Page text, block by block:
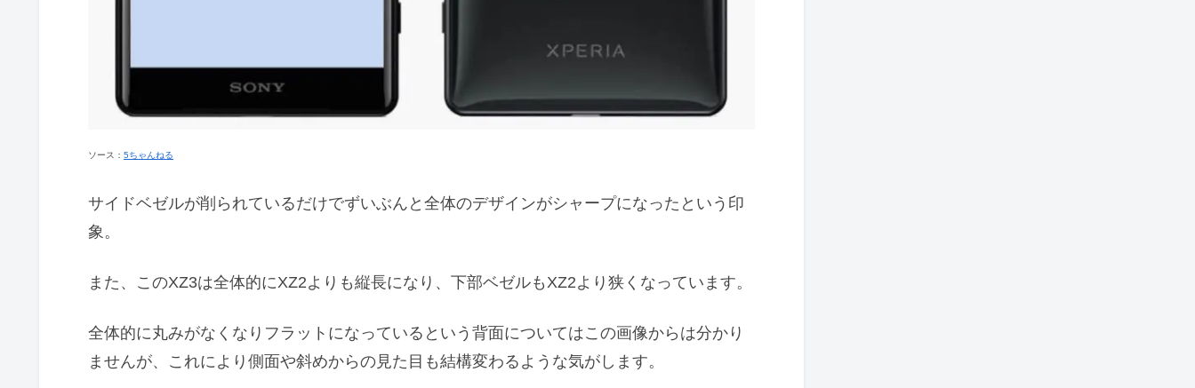
ソース： 5ちゃんねる
サイドベゼルが削られているだけでずいぶんと全体のデザインがシャープになったという印
象。
また、このXZ3は全体的にXZ2よりも縦長になり、下部ベゼルもXZ2より狭くなっています。
全体的に丸みがなくなりフラットになっているという背面についてはこの画像からは分かり
ませんが、これにより側面や斜めからの見た目も結構変わるような気がします。